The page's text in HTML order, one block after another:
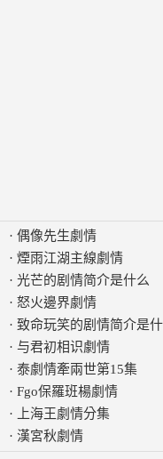
· 偶像先生劇情
· 煙雨江湖主線劇情
· 光芒的剧情简介是什么
· 怒火邊界劇情
· 致命玩笑的剧情简介是
· 与君初相识劇情
· 泰劇情牽兩世第15集
· Fgo保羅班楊劇情
·
上海王劇情分集
· 漢宮秋劇情